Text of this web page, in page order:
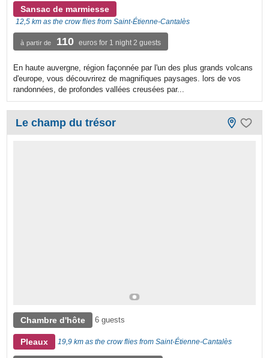
Sansac de marmiesse
12,5 km as the crow flies from Saint-Étienne-Cantalès
à partir de 110 euros for 1 night 2 guests
En haute auvergne, région façonnée par l'un des plus grands volcans
d'europe, vous découvrirez de magnifiques paysages. lors de vos
randonnées, de profondes vallées creusées par...
Le champ du trésor
Chambre d'hôte 6 guests
Pleaux 19,9 km as the crow flies from Saint-Étienne-Cantalès